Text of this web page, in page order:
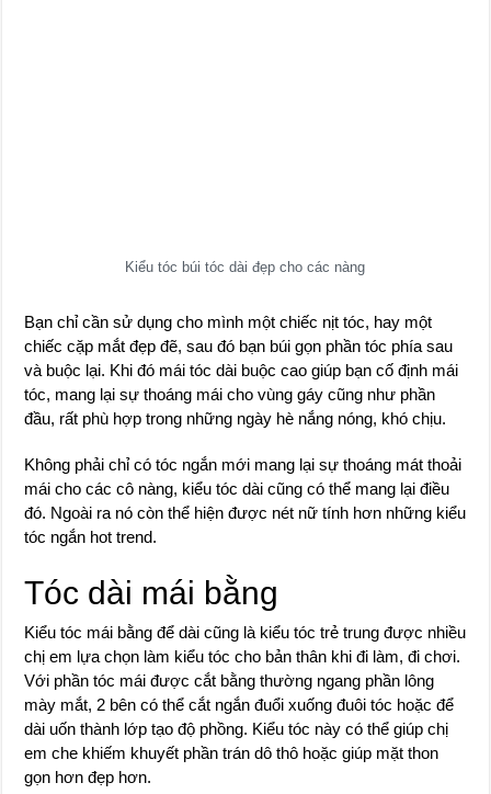
Kiểu tóc búi tóc dài đẹp cho các nàng
Bạn chỉ cần sử dụng cho mình một chiếc nịt tóc, hay một
chiếc cặp mắt đẹp đẽ, sau đó bạn búi gọn phần tóc phía sau
và buộc lại. Khi đó mái tóc dài buộc cao giúp bạn cố định mái
tóc, mang lại sự thoáng mái cho vùng gáy cũng như phần
đầu, rất phù hợp trong những ngày hè nắng nóng, khó chịu.
Không phải chỉ có tóc ngắn mới mang lại sự thoáng mát thoải
mái cho các cô nàng, kiểu tóc dài cũng có thể mang lại điều
đó. Ngoài ra nó còn thể hiện được nét nữ tính hơn những kiểu
tóc ngắn hot trend.
Tóc dài mái bằng
Kiểu tóc mái bằng để dài cũng là kiểu tóc trẻ trung được nhiều
chị em lựa chọn làm kiểu tóc cho bản thân khi đi làm, đi chơi.
Với phần tóc mái được cắt bằng thường ngang phần lông
mày mắt, 2 bên có thể cắt ngắn đuổi xuống đuôi tóc hoặc để
dài uốn thành lớp tạo độ phồng. Kiểu tóc này có thể giúp chị
em che khiếm khuyết phần trán dô thô hoặc giúp mặt thon
gọn hơn đẹp hơn.